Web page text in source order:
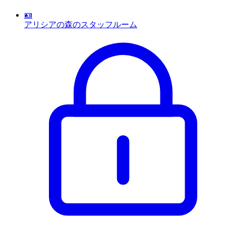
🪪
アリシアの森のスタッフルーム